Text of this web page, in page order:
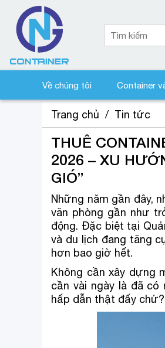
Về chúng tôi Container
Trang chủ / Tin tức
THUÊ
2026 – XU
GIÓ”
Những năm gần đây,
văn phòng gần như
động. Đặc biệt tại
và du lịch đang tăng
hơn bao giờ hết.
Không cần xây dựng
cần vài ngày là đã có
hấp dẫn thật đấy chứ?